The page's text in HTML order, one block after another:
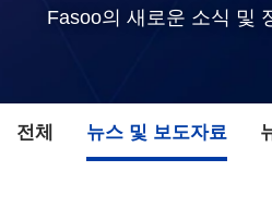
Fasoo의 새로운 소식 및
전체 뉴스 및 보도자료